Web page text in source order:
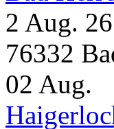
2 Aug. 26
76332
02 Aug.